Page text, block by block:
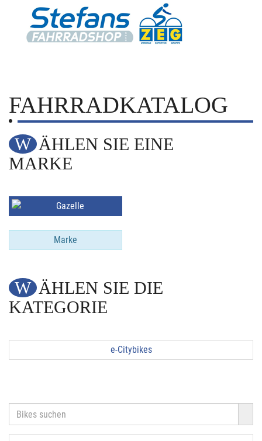
FAHRRADKATALOG
WÄHLEN SIE EINE
MARKE
Marke
WÄHLEN SIE DIE
KATEGORIE
e-Citybikes